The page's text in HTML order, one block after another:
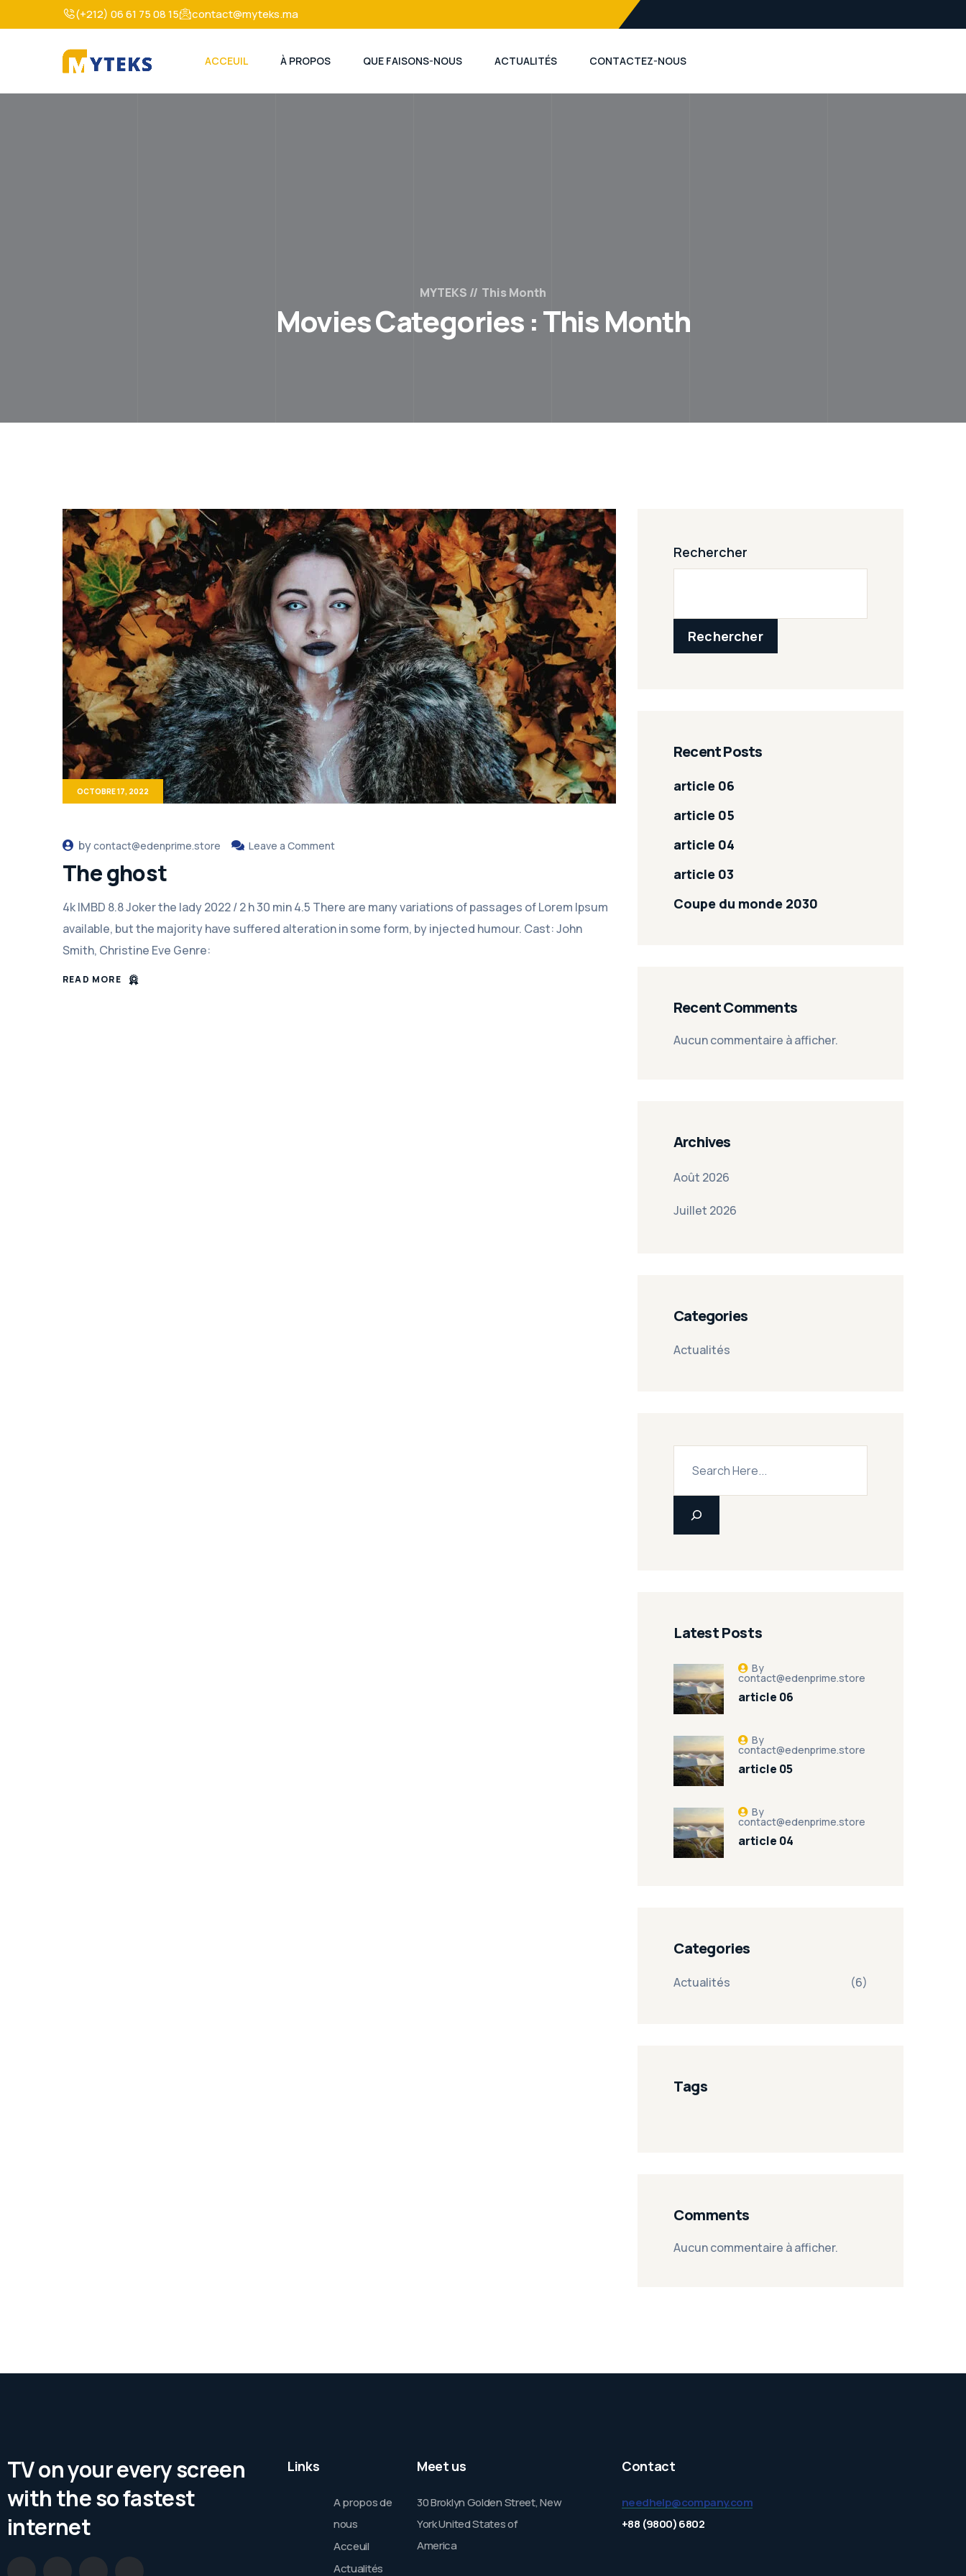
(+212) 06 61 75 08 15 contact@myteks.ma
ACCEUIL À PROPOS QUE FAISONS-NOUS ACTUALITÉS CONTACTEZ-NOUS
MYTEKS This Month
Movies Categories :This Month
OCTOBRE 17, 2022
bycontact@edenprime.store Leave a Comment
The ghost
4k IMBD 8.8 Joker the lady 2022 / 2 h 30 min 4.5 There are many variations of passages of Lorem Ipsum
available, but the majority have suffered alteration in some form, by injected humour. Cast: John
Smith, Christine Eve Genre:
READ MORE
Rechercher
Rechercher
Recent Posts
article 06
article 05
article 04
article 03
Coupe du monde 2030
Recent Comments
Aucun commentaire à afficher.
Archives
Août 2026
Juillet 2026
Categories
Actualités
Latest Posts
article 06
By
contact@edenprime.store
article 05
By
contact@edenprime.store
article 04
By
contact@edenprime.store
Categories
Actualités (6)
Tags
Comments
Aucun commentaire à afficher.
TV on your every screen
with the so fastest
internet
Links
A propos de
nous
Acceuil
Actualités
Meet us
30 Broklyn Golden Street, New
York United States of
America
Contact
needhelp@company.com
+88 (9800) 6802